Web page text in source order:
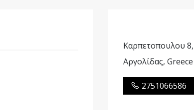
Καρπετοπουλου
Αργολίδας, Greece
2751066586